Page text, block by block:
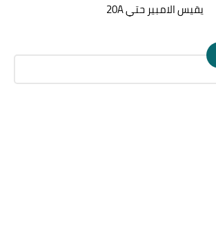
يقيس الامبير حتي 20A